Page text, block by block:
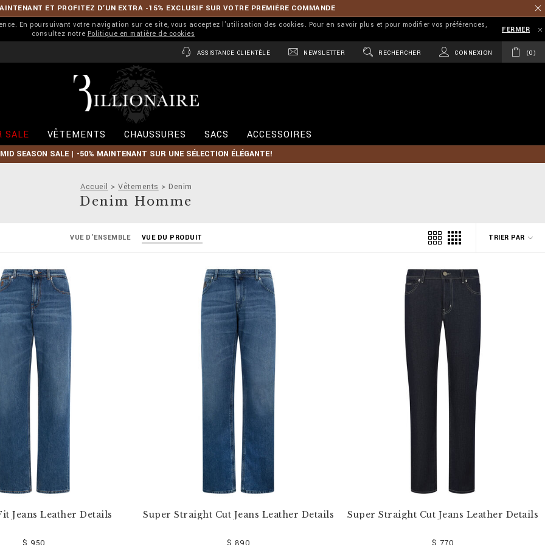
ET PROFITEZ D’UN EXTRA -15% EXCLUSIF SUR VOTRE PREMIÈRE COMMANDE
En poursuivant votre navigation sur ce site, vous acceptez l'utilisation des cookies. Pour en savoir plus et pour modifier vos préférences,
consultez notre Politique en matière de cookies FERMER
ASSISTANCE CLIENTÈLE NEWSLETTER RECHERCHER CONNEXION 0
l
n
a
SALE VÊTEMENTS CHAUSSURES SACS ACCESSOIRES
MID SEASON SALE | -50% MAINTENANT SUR UNE SÉLECTION ÉLÉGANTE!
Accueil Vêtements Denim
Denim Homme
TRIER PAR
VUE D'ENSEMBLE VUE DU PRODUIT
Jeans Leather Details Super Straight Cut Jeans Leather Details Super Straight Cut Jeans Leather Details